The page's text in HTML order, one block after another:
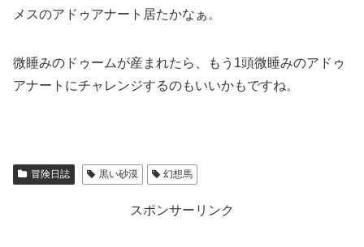
メスのアドゥアナート居たかなぁ。
微睡みのドゥームが産まれたら、もう1頭微睡みのアドゥ
アナートにチャレンジするのもいいかもですね。
冒険日誌 黒い砂漠 幻想馬
スポンサーリンク